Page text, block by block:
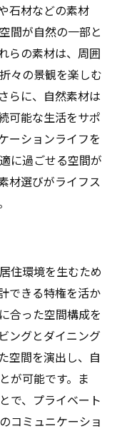
ートホーム
デザイン
工夫
グスペース
マイズの自由を
分好みに
プラン
別なバケーショ
デザイン
ととき
石材などの素材
間が自然の一部と
らの素材は、周囲
々の景観を楽しむ
らに、自然素材は
可能な生活をサポ
ーションライフを
に過ごせる空間が
材選びがライフス
住環境を生むため
できる特権を活か
合った空間構成を
ングとダイニング
空間を演出し、自
が可能です。ま
で、プライベート
コミュニケーショ